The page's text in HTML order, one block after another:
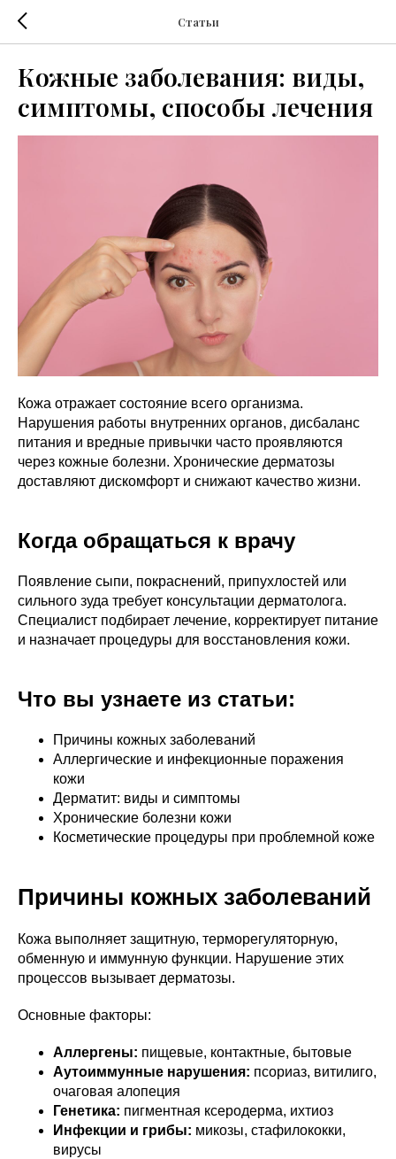
Статьи
Кожные заболевания: виды,
симптомы, способы лечения
Кожа отражает состояние всего организма.
Нарушения работы внутренних органов, дисбаланс
питания и вредные привычки часто проявляются
через кожные болезни. Хронические дерматозы
доставляют дискомфорт и снижают качество жизни.
Когда обращаться к врачу
Появление сыпи, покраснений, припухлостей или
сильного зуда требует консультации дерматолога.
Специалист подбирает лечение, корректирует питание
и назначает процедуры для восстановления кожи.
Что вы узнаете из статьи:
Причины кожных заболеваний
Аллергические и инфекционные поражения
кожи
Дерматит: виды и симптомы
Хронические болезни кожи
Косметические процедуры при проблемной коже
Причины кожных заболеваний
Кожа выполняет защитную, терморегуляторную,
обменную и иммунную функции. Нарушение этих
процессов вызывает дерматозы.
Основные факторы:
Аллергены: пищевые, контактные, бытовые
Аутоиммунные нарушения: псориаз, витилиго,
очаговая алопеция
Генетика: пигментная ксеродерма, ихтиоз
Инфекции и грибы: микозы, стафилококки,
вирусы